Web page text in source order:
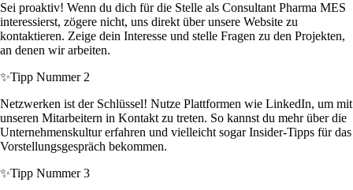
Sei proaktiv! Wenn du dich für die Stelle als Consultant Pharma MES
interessierst, zögere nicht, uns direkt über unsere Website zu
kontaktieren. Zeige dein Interesse und stelle Fragen zu den Projekten,
an denen wir arbeiten.
✨Tipp Nummer 2
Netzwerken ist der Schlüssel! Nutze Plattformen wie LinkedIn, um mit
unseren Mitarbeitern in Kontakt zu treten. So kannst du mehr über die
Unternehmenskultur erfahren und vielleicht sogar Insider-Tipps für das
Vorstellungsgespräch bekommen.
✨Tipp Nummer 3